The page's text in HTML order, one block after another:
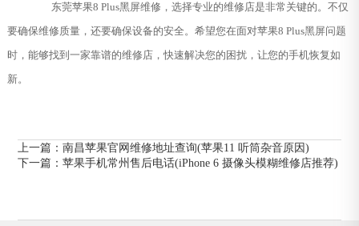
东莞苹果8 Plus黑屏维修，选择专业的维修店是非常关键的。不仅
要确保维修质量，还要确保设备的安全。希望您在面对苹果8 Plus黑屏问题
时，能够找到一家靠谱的维修店，快速解决您的困扰，让您的手机恢复如
新。
上一篇：南昌苹果官网维修地址查询(苹果11 听筒杂音原因)
下一篇：苹果手机常州售后电话(iPhone 6 摄像头模糊维修店推荐)